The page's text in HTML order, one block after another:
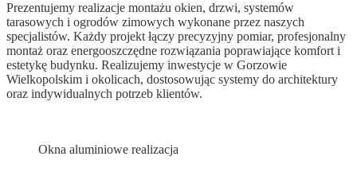
Prezentujemy realizacje montażu okien, drzwi, systemów
tarasowych i ogrodów zimowych wykonane przez naszych
specjalistów. Każdy projekt łączy precyzyjny pomiar, profesjonalny
montaż oraz energooszczędne rozwiązania poprawiające komfort i
estetykę budynku. Realizujemy inwestycje w Gorzowie
Wielkopolskim i okolicach, dostosowując systemy do architektury
oraz indywidualnych potrzeb klientów.
Okna aluminiowe realizacja